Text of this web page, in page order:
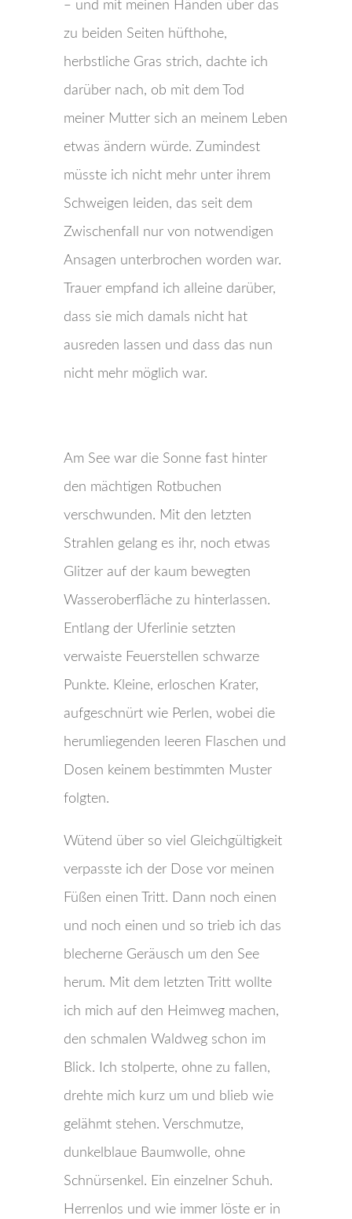
‒ und mit meinen Händen über das
zu beiden Seiten hüfthohe,
herbstliche Gras strich, dachte ich
darüber nach, ob mit dem Tod
meiner Mutter sich an meinem Leben
etwas ändern würde. Zumindest
müsste ich nicht mehr unter ihrem
Schweigen leiden, das seit dem
Zwischenfall nur von notwendigen
Ansagen unterbrochen worden war.
Trauer empfand ich alleine darüber,
dass sie mich damals nicht hat
ausreden lassen und dass das nun
nicht mehr möglich war.
Am See war die Sonne fast hinter
den mächtigen Rotbuchen
verschwunden. Mit den letzten
Strahlen gelang es ihr, noch etwas
Glitzer auf der kaum bewegten
Wasseroberfläche zu hinterlassen.
Entlang der Uferlinie setzten
verwaiste Feuerstellen schwarze
Punkte. Kleine, erloschen Krater,
aufgeschnürt wie Perlen, wobei die
herumliegenden leeren Flaschen und
Dosen keinem bestimmten Muster
folgten.
Wütend über so viel Gleichgültigkeit
verpasste ich der Dose vor meinen
Füßen einen Tritt. Dann noch einen
und noch einen und so trieb ich das
blecherne Geräusch um den See
herum. Mit dem letzten Tritt wollte
ich mich auf den Heimweg machen,
den schmalen Waldweg schon im
Blick. Ich stolperte, ohne zu fallen,
drehte mich kurz um und blieb wie
gelähmt stehen. Verschmutze,
dunkelblaue Baumwolle, ohne
Schnürsenkel. Ein einzelner Schuh.
Herrenlos und wie immer löste er in